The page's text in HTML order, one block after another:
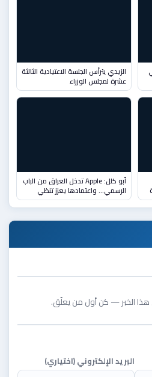
الزيدي يترأس الجلسة الاعتيادية الثالثة
عشرة لمجلس الوزراء
أبو كلل: Apple تدخل العراق من الباب
الرسمي... واعتمادها يعزز تنظي
هذا الخبر — كن أول من يعلّق.
البريد الإلكتروني (اختياري)